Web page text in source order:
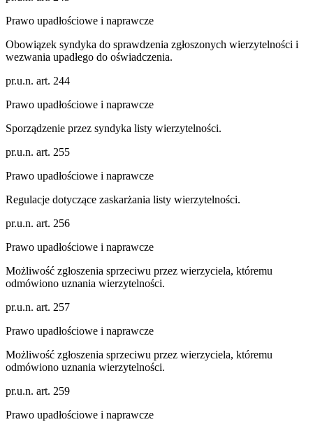
Prawo upadłościowe i naprawcze
Obowiązek syndyka do sprawdzenia zgłoszonych wierzytelności i
wezwania upadłego do oświadczenia.
pr.u.n. art. 244
Prawo upadłościowe i naprawcze
Sporządzenie przez syndyka listy wierzytelności.
pr.u.n. art. 255
Prawo upadłościowe i naprawcze
Regulacje dotyczące zaskarżania listy wierzytelności.
pr.u.n. art. 256
Prawo upadłościowe i naprawcze
Możliwość zgłoszenia sprzeciwu przez wierzyciela, któremu
odmówiono uznania wierzytelności.
pr.u.n. art. 257
Prawo upadłościowe i naprawcze
Możliwość zgłoszenia sprzeciwu przez wierzyciela, któremu
odmówiono uznania wierzytelności.
pr.u.n. art. 259
Prawo upadłościowe i naprawcze